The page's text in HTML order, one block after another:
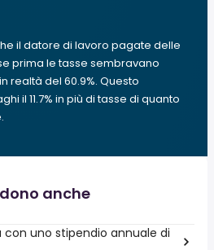
il datore di lavoro pagate delle
prima le tasse sembravano
realtà del 60.9%. Questo
il 11.7% in più di tasse di quanto
anche
uno stipendio annuale di